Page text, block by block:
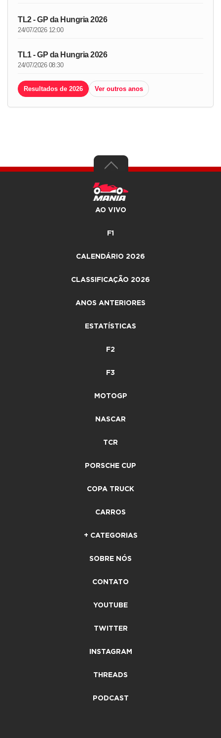
TL2 - GP da Hungria 2026
24/07/2026 12:00
TL1 - GP da Hungria 2026
24/07/2026 08:30
Resultados de 2026 Ver outros anos
AO VIVO
F1
CALENDÁRIO 2026
CLASSIFICAÇÃO 2026
ANOS ANTERIORES
ESTATÍSTICAS
F2
F3
MOTOGP
NASCAR
TCR
PORSCHE CUP
COPA TRUCK
CARROS
+ CATEGORIAS
SOBRE NÓS
CONTATO
YOUTUBE
TWITTER
INSTAGRAM
THREADS
PODCAST